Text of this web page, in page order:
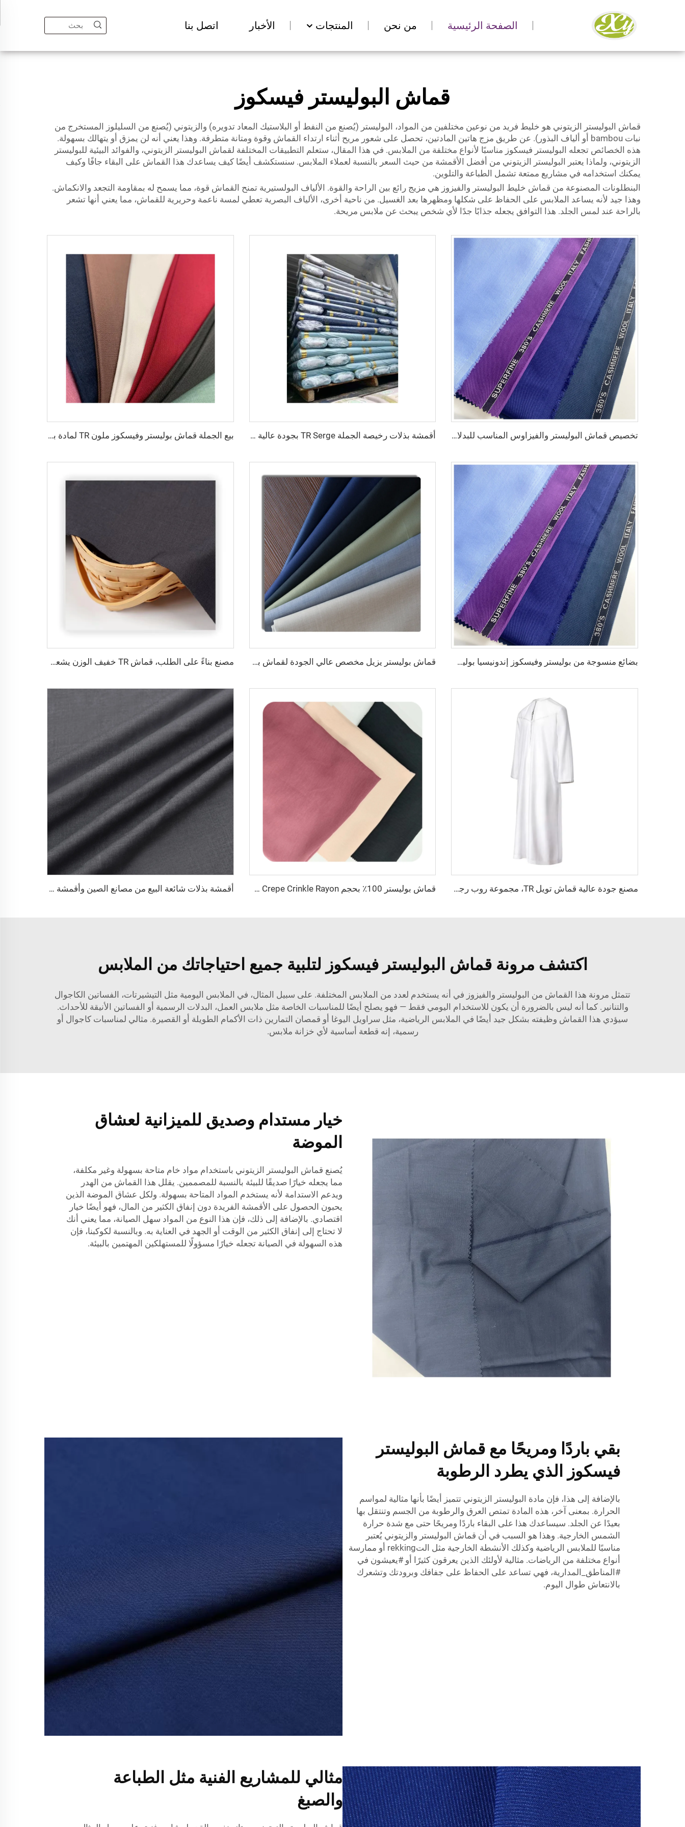
الصفحة الرئيسية من نحن المنتجات الأخبار اتصل بنا
قماش البوليستر فيسكوز
قماش البوليستر الزيتوني هو خليط فريد من نوعين مختلفين من المواد، البوليستر (يُصنع من النفط أو البلاستيك المعاد تدويره) والزيتوني (يُصنع من السليلوز المستخرج من
نبات bambou أو ألياف البذور). عن طريق مزج هاتين المادتين، تحصل على شعور مريح أثناء ارتداء القماش وقوة ومتانة متطرفة. وهذا يعني أنه لن يمزق أو يتهالك بسهولة.
هذه الخصائص تجعله البوليستر فيسكوز مناسبًا لأنواع مختلفة من الملابس. في هذا المقال، ستعلم التطبيقات المختلفة لقماش البوليستر الزيتوني، والفوائد البيئية للبوليستر
الزيتوني، ولماذا يعتبر البوليستر الزيتوني من أفضل الأقمشة من حيث السعر بالنسبة لعملاء الملابس. سنستكشف أيضًا كيف يساعدك هذا القماش على البقاء جافًا وكيف
يمكنك استخدامه في مشاريع ممتعة تشمل الطباعة والتلوين.
البنطلونات المصنوعة من قماش خليط البوليستر والفيزوز هي مزيج رائع بين الراحة والقوة. الألياف البولستيرية تمنح القماش قوة، مما يسمح له بمقاومة التجعد والانكماش.
وهذا جيد لأنه يساعد الملابس على الحفاظ على شكلها ومظهرها بعد الغسيل. من ناحية أخرى، الألياف البصرية تعطي لمسة ناعمة وحريرية للقماش، مما يعني أنها تشعر
بالراحة عند لمس الجلد. هذا التوافق يجعله جذابًا جدًا لأي شخص يبحث عن ملابس مريحة.
تخصيص قماش البوليستر والفيزاوس المناسب للبدلات والمخصص لملابس الموظفين مع حافة إنجليزية أقمشة بذلات رخيصة الجملة TR Serge بجودة عالية من قطن البوليستر المخلوط بيع الجملة قماش بوليستر وفيسكوز ملون TR لمادة بدلة رجالية
بضائع منسوجة من بوليستر وفيسكوز إندونيسيا بوليستر وفيسكوز قماش بوليستر يزيل مخصص عالي الجودة لقماش بدلة رجالية مصنع بناءً على الطلب، قماش TR خفيف الوزن يشعر بالراحة في الشرق الأوسط بألوان مختلفة، قماش تويل ملون القمصان والروب
مصنع جودة عالية قماش تويل TR، مجموعة روب رجالية الشرق الأوسط، قماش قميص خفيف الوزن قماش بوليستر 100٪ بحجم 180D kain CEY Airflow Crepe Crinkle Rayon مخصص لملابس النساء أقمشة بذلات شائعة البيع من مصانع الصين وأقمشة الزي المدرسي المصنوعة من البوليستر والفيسكوز للتwill الرجال
اكتشف مرونة قماش البوليستر فيسكوز لتلبية جميع احتياجاتك من الملابس
تتمثل مرونة هذا القماش من البوليستر والفيزوز في أنه يستخدم لعدد من الملابس المختلفة. على سبيل المثال، في الملابس اليومية مثل التيشيرتات، الفساتين الكاجوال
والتنانير. كما أنه ليس بالضرورة أن يكون للاستخدام اليومي فقط — فهو يصلح أيضًا للمناسبات الخاصة مثل ملابس العمل، البدلات الرسمية أو الفساتين الأنيقة للأحداث.
سيؤدي هذا القماش وظيفته بشكل جيد أيضًا في الملابس الرياضية، مثل سراويل اليوغا أو قمصان التمارين ذات الأكمام الطويلة أو القصيرة. مثالي لمناسبات كاجوال أو
رسمية، إنه قطعة أساسية لأي خزانة ملابس.
خيار مستدام وصديق للميزانية لعشاق
الموضة
يُصنع قماش البوليستر الزيتوني باستخدام مواد خام متاحة بسهولة وغير مكلفة،
مما يجعله خيارًا صديقًا للبيئة بالنسبة للمصممين. يقلل هذا القماش من الهدر
ويدعم الاستدامة لأنه يستخدم المواد المتاحة بسهولة. ولكل عشاق الموضة الذين
يحبون الحصول على الأقمشة الفريدة دون إنفاق الكثير من المال، فهو أيضًا خيار
اقتصادي. بالإضافة إلى ذلك، فإن هذا النوع من المواد سهل الصيانة، مما يعني أنك
لا تحتاج إلى إنفاق الكثير من الوقت أو الجهد في العناية به. وبالنسبة لكوكبنا، فإن
هذه السهولة في الصيانة تجعله خيارًا مسؤولًا للمستهلكين المهتمين بالبيئة.
بقي باردًا ومريحًا مع قماش البوليستر
فيسكوز الذي يطرد الرطوبة
بالإضافة إلى هذا، فإن مادة البوليستر الزيتوني تتميز أيضًا بأنها مثالية لمواسم
الحرارة. بمعنى آخر، هذه المادة تمتص العرق والرطوبة من الجسم وتنتقل بها
بعيدًا عن الجلد. سيساعدك هذا على البقاء باردًا ومريحًا حتى مع شدة حرارة
الشمس الخارجية. وهذا هو السبب في أن قماش البوليستر والزيتوني يُعتبر
مناسبًا للملابس الرياضية وكذلك الأنشطة الخارجية مثل التrekking أو ممارسة
أنواع مختلفة من الرياضات. مثالية لأولئك الذين يعرقون كثيرًا أو #يعيشون في
#المناطق_المدارية، فهي تساعد على الحفاظ على جفافك وبرودتك وتشعرك
بالانتعاش طوال اليوم.
مثالي للمشاريع الفنية مثل الطباعة
والصبغ